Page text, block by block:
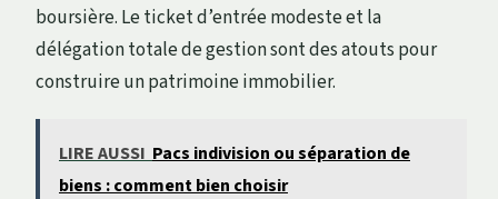
boursière. Le ticket d’entrée modeste et la
délégation totale de gestion sont des atouts pour
construire un patrimoine immobilier.
LIRE AUSSI Pacs indivision ou séparation de
biens : comment bien choisir